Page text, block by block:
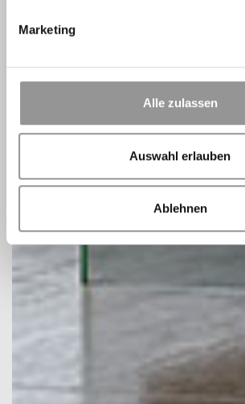
Marketing
Alle zulassen
Auswahl erlauben
Ablehnen